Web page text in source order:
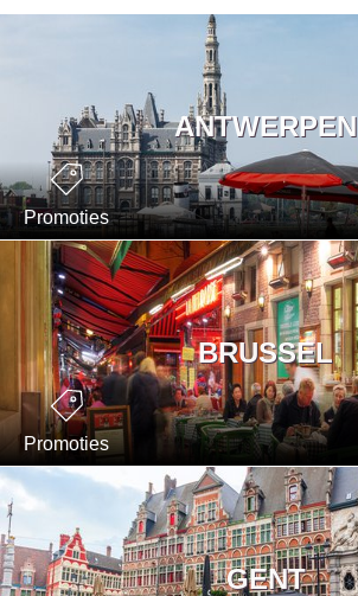
ANTWERPEN
Promoties
BRUSSEL
Promoties
GENT